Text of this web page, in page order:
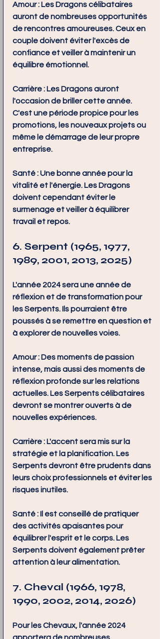
Amour : Les Dragons célibataires
auront de nombreuses opportunités
de rencontres amoureuses. Ceux en
couple doivent éviter l'excès de
confiance et veiller à maintenir un
équilibre émotionnel.
Carrière : Les Dragons auront
l'occasion de briller cette année.
C'est une période propice pour les
promotions, les nouveaux projets ou
même le démarrage de leur propre
entreprise.
Santé : Une bonne année pour la
vitalité et l'énergie. Les Dragons
doivent cependant éviter le
surmenage et veiller à équilibrer
travail et repos.
6. Serpent (1965, 1977,
1989, 2001, 2013, 2025)
L'année 2024 sera une année de
réflexion et de transformation pour
les Serpents. Ils pourraient être
poussés à se remettre en question et
à explorer de nouvelles voies.
Amour : Des moments de passion
intense, mais aussi des moments de
réflexion profonde sur les relations
actuelles. Les Serpents célibataires
devront se montrer ouverts à de
nouvelles expériences.
Carrière : L'accent sera mis sur la
stratégie et la planification. Les
Serpents devront être prudents dans
leurs choix professionnels et éviter les
risques inutiles.
Santé : Il est conseillé de pratiquer
des activités apaisantes pour
équilibrer l'esprit et le corps. Les
Serpents doivent également prêter
attention à leur alimentation.
7. Cheval (1966, 1978,
1990, 2002, 2014, 2026)
Pour les Chevaux, l'année 2024